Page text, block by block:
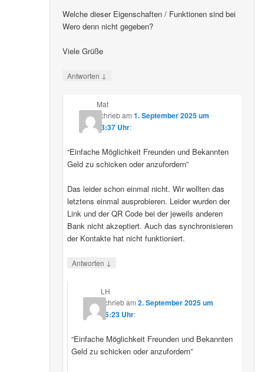
Welche dieser Eigenschaften / Funktionen sind bei
Wero denn nicht gegeben?
Viele Grüße
Antworten ↓
Mat
schriebam 1. September 2025 um
23:37 Uhr:
“Einfache Möglichkeit Freunden und Bekannten
Geld zu schicken oder anzufordern”
Das leider schon einmal nicht. Wir wollten das
letztens einmal ausprobieren. Leider wurden der
Link und der QR Code bei der jeweils anderen
Bank nicht akzeptiert. Auch das synchronisieren
der Kontakte hat nicht funktioniert.
Antworten ↓
LH
schriebam2. September 2025 um
15:23 Uhr:
“Einfache Möglichkeit Freunden und Bekannten
Geld zu schicken oder anzufordern”